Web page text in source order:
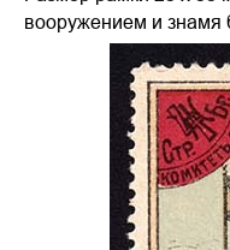
вооружением и знамя